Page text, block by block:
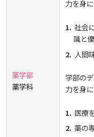
薬学部
薬学科
力を身
社会
識と
人間
学部の
力を身
医療
薬の